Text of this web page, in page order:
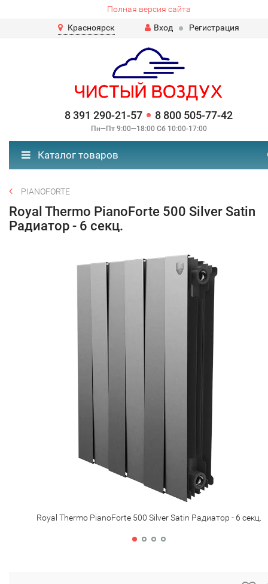
Полная версия сайта
Красноярск
Вход Регистрация
8 391 290-21-57 8 800 505-77-42
Пн—Пт 9:00—18:00 Сб 10:00-17:00
Каталог товаров
PIANOFORTE
Royal Thermo PianoForte 500 Silver Satin
Радиатор - 6 секц.
Royal Thermo PianoForte 500 Silver Satin Радиатор - 6 секц.